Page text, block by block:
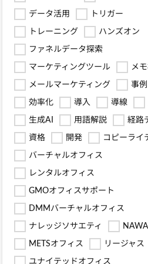
データ活用 トリガー
トレーニング ハンズオン
ファネルデータ探索
マーケティングツール メ
メールマーケティング 事例
効率化 導入 導線
生成AI 用語解説 経路
資格 開発 コピーライ
バーチャルオフィス
レンタルオフィス
GMOオフィスサポート
DMMバーチャルオフィス
ナレッジソサエティ
METSオフィス リージャス
ユナイテッドオフィス